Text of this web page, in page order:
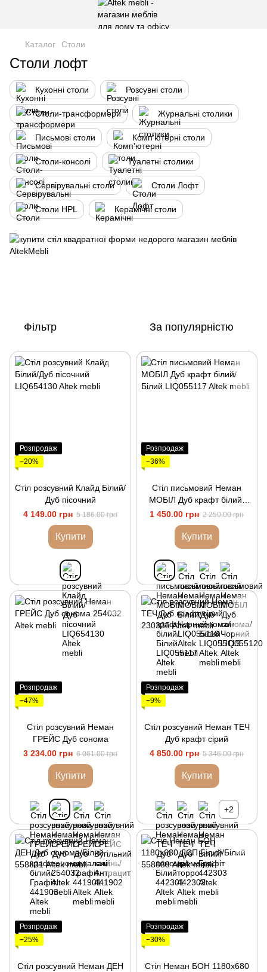
Каталог Столи
Столи лофт
Кухонні столи Розсувні столи
Столи-трансформери Журнальні столики
Письмові столи Комп'ютерні столи
Столи-консолі Туалетні столики
Сервірувальні столи Столи Лофт
Столи HPL Керамічні столи
Фільтр За популярністю
Розпродаж
−20%
Стіл розсувний Клайд Білий/
Дуб пісочний
4 149.00 грн 5 186.00 грн
Купити
Розпродаж
−36%
Стіл письмовий Неман
МОБІЛ Дуб крафт білий/
Білий
1 450.00 грн 2 250.00 грн
Купити
Розпродаж
−47%
Стіл розсувний Неман
ГРЕЙС Дуб сонома
3 234.00 грн 6 061.00 грн
Купити
Розпродаж
−9%
Стіл розсувний Неман ТЕЧ
Дуб крафт сірий
4 850.00 грн 5 346.00 грн
Купити
+2
Розпродаж
−25%
Стіл розсувний Неман ДЕН
Розпродаж
−30%
Стіл Неман БОН 1180х680